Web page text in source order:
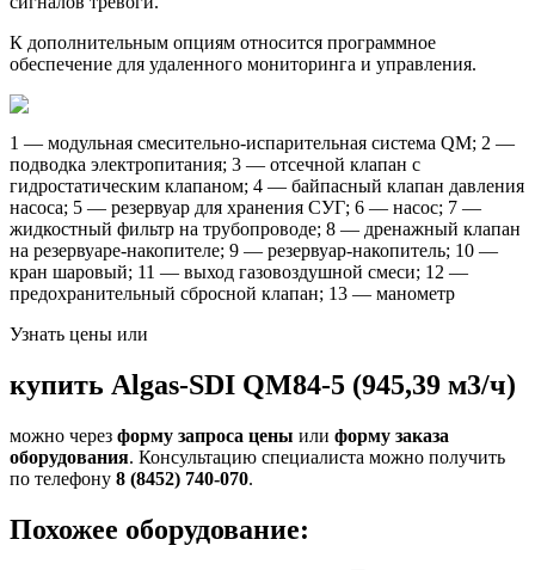
К дополнительным опциям относится программное
обеспечение для удаленного мониторинга и управления.
1 — модульная смесительно-испарительная система QM; 2 —
подводка электропитания; 3 — отсечной клапан с
гидростатическим клапаном; 4 — байпасный клапан давления
насоса; 5 — резервуар для хранения СУГ; 6 — насос; 7 —
жидкостный фильтр на трубопроводе; 8 — дренажный клапан
на резервуаре-накопителе; 9 — резервуар-накопитель; 10 —
кран шаровый; 11 — выход газовоздушной смеси; 12 —
предохранительный сбросной клапан; 13 — манометр
Узнать цены или
купить Algas-SDI QM84-5 (945,39 м3/ч)
можно через форму запроса цены или форму заказа
оборудования. Консультацию специалиста можно получить
по телефону 8 (8452) 740-070.
Похожее оборудование: